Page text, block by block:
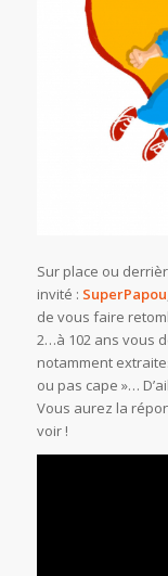
Sur place ou
invité : SuperPapou
de vous faire
2…à 102 ans vous
notamment
ou pas cape »…
Vous aurez la
voir !